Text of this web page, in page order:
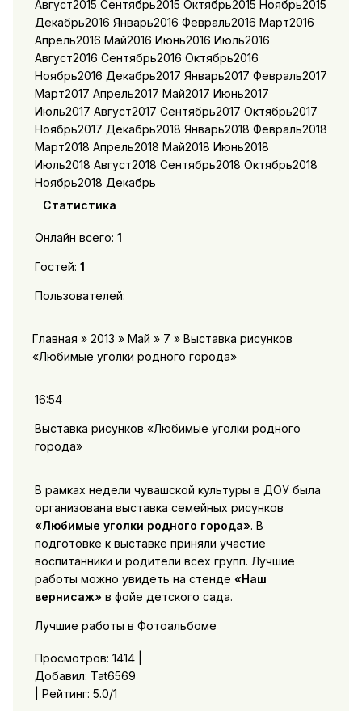
Август2015 Сентябрь2015 Октябрь2015 Ноябрь2015
Декабрь2016 Январь2016 Февраль2016 Март2016
Апрель2016 Май2016 Июнь2016 Июль2016
Август2016 Сентябрь2016 Октябрь2016
Ноябрь2016 Декабрь2017 Январь2017 Февраль2017
Март2017 Апрель2017 Май2017 Июнь2017
Июль2017 Август2017 Сентябрь2017 Октябрь2017
Ноябрь2017 Декабрь2018 Январь2018 Февраль2018
Март2018 Апрель2018 Май2018 Июнь2018
Июль2018 Август2018 Сентябрь2018 Октябрь2018
Ноябрь2018 Декабрь
Статистика
Онлайн всего: 1
Гостей: 1
Пользователей:
Главная » 2013 » Май » 7 » Выставка рисунков
«Любимые уголки родного города»
16:54
Выставка рисунков «Любимые уголки родного
города»
В рамках недели чувашской культуры в ДОУ была
организована выставка семейных рисунков
«Любимые уголки родного города». В
подготовке к выставке приняли участие
воспитанники и родители всех групп. Лучшие
работы можно увидеть на стенде «Наш
вернисаж» в фойе детского сада.
Лучшие работы в Фотоальбоме
Просмотров: 1414 |
Добавил: Tat6569
| Рейтинг: 5.0/1